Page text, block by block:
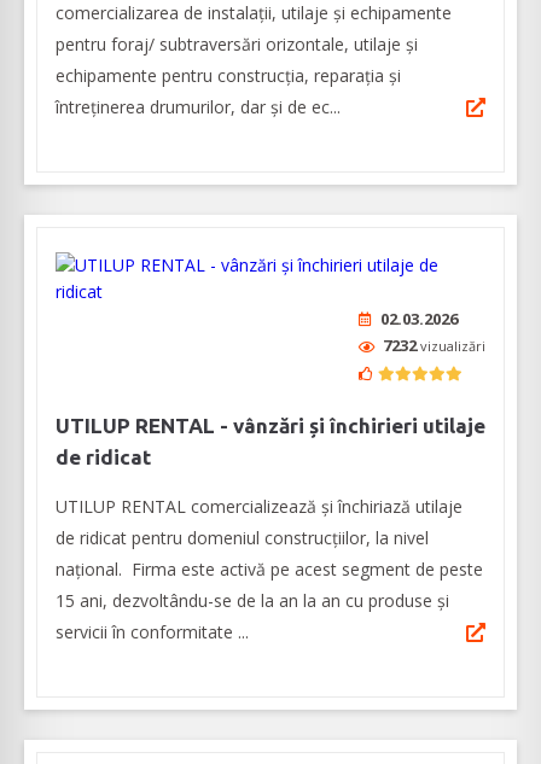
comercializarea de instalații, utilaje și echipamente
pentru foraj/ subtraversări orizontale, utilaje și
echipamente pentru construcția, reparația și
întreținerea drumurilor, dar și de ec...
02.03.2026
7232vizualizări
UTILUP RENTAL - vânzări și închirieri utilaje
de ridicat
UTILUP RENTAL comercializează și închiriază utilaje
de ridicat pentru domeniul construcțiilor, la nivel
național. Firma este activă pe acest segment de peste
15 ani, dezvoltându-se de la an la an cu produse și
servicii în conformitate ...